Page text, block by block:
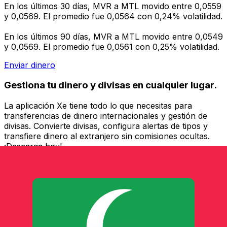
En los últimos 30 días, MVR a MTL movido entre 0,0559
y 0,0569. El promedio fue 0,0564 con 0,24% volatilidad.
En los últimos 90 días, MVR a MTL movido entre 0,0549
y 0,0569. El promedio fue 0,0561 con 0,25% volatilidad.
Enviar dinero
Gestiona tu dinero y divisas en cualquier lugar.
La aplicación Xe tiene todo lo que necesitas para
transferencias de dinero internacionales y gestión de
divisas. Convierte divisas, configura alertas de tipos y
transfiere dinero al extranjero sin comisiones ocultas.
¡Descarga hoy!